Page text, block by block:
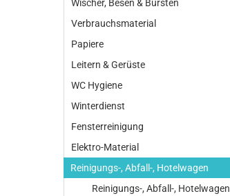
Wischer, Besen & Bürsten
Verbrauchsmaterial
Papiere
Leitern & Gerüste
WC Hygiene
Winterdienst
Fensterreinigung
Elektro-Material
Reinigungs-, Abfall-, Hotelwagen
Reinigungs-, Abfall-, Hotelwagen